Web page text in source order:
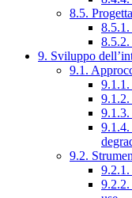
8.5.
9. Sviluppo
9.1.
9.1.2.
9.1.4.
9.2.
9.2.1.